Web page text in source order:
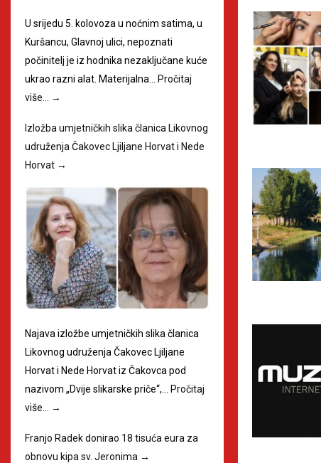
U srijedu 5. kolovoza u noćnim satima, u
Kuršancu, Glavnoj ulici, nepoznati
počinitelj je iz hodnika nezaključane kuće
ukrao razni alat. Materijalna…
Pročitaj
više…
→
Izložba umjetničkih slika članica Likovnog
udruženja Čakovec Ljiljane Horvat i Nede
Horvat →
Najava izložbe umjetničkih slika članica
Likovnog udruženja Čakovec Ljiljane
Horvat i Nede Horvat iz Čakovca pod
nazivom „Dvije slikarske priče“,… Pročitaj
više…
→
Franjo Radek donirao 18 tisuća eura za
obnovu kipa sv. Jeronima →